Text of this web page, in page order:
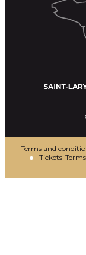
Terms and
Tickets-